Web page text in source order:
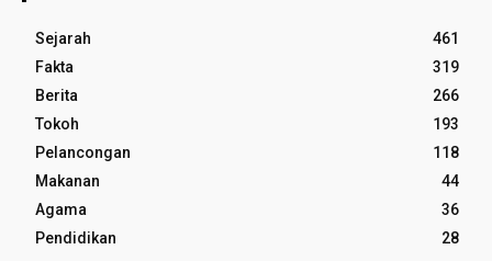
Sejarah
461
Fakta
319
Berita
266
Tokoh
193
Pelancongan
118
Makanan
44
Agama
36
Pendidikan
28